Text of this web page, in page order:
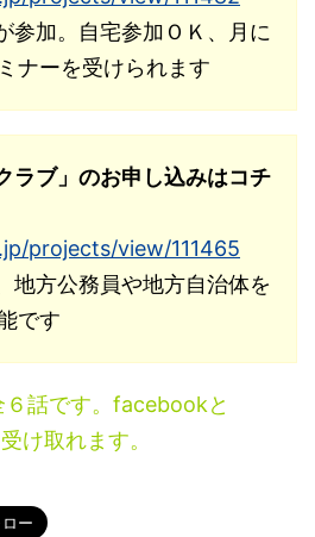
参加。自宅参加ＯＫ、月に
ナーを受けられます
ラブ」のお申し込みはコチ
projects/view/111465
地方公務員や地方自治体を
です
話です。facebookと
け取れます。